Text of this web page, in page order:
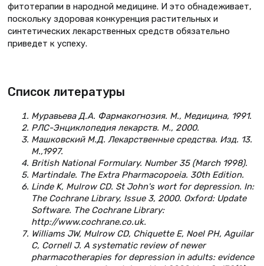
фитотерапии в народной медицине. И это обнадеживает,
поскольку здоровая конкуренция растительных и
синтетических лекарственных средств обязательно
приведет к успеху.
Список литературы
Муравьева Д.А. Фармакогнозия. М., Медицина, 1991.
РЛС-Энциклопедия лекарств. М., 2000.
Машковский М.Д. Лекарственные средства. Изд. 13.
М.,1997.
British National Formulary. Number 35 (March 1998).
Martindale. The Extra Pharmacopoeia. 30th Edition.
Linde K, Mulrow CD. St John's wort for depression. In:
The Cochrane Library, Issue 3, 2000. Oxford: Update
Software. The Cochrane Library:
http://www.cochrane.co.uk.
Williams JW, Mulrow CD, Chiquette E, Noel PH, Aguilar
C, Cornell J. A systematic review of newer
pharmacotherapies for depression in adults: evidence